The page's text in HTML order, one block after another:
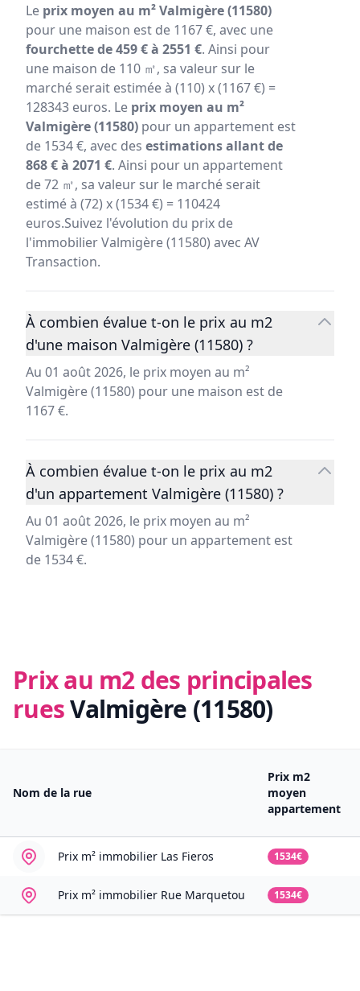
Le prix moyen au m² Valmigère (11580)
pour une maison est de 1167 €, avec une
fourchette de 459 € à 2551 €. Ainsi pour
une maison de 110 ㎡, sa valeur sur le
marché serait estimée à (110) x (1167 €) =
128343 euros. Le prix moyen au m²
Valmigère (11580) pour un appartement est
de 1534 €, avec des estimations allant de
868 € à 2071 €. Ainsi pour un appartement
de 72 ㎡, sa valeur sur le marché serait
estimé à (72) x (1534 €) = 110424
euros.Suivez l'évolution du prix de
l'immobilier Valmigère (11580) avec AV
Transaction.
À combien évalue t-on le prix au m2
d'une maison Valmigère (11580) ?
Au 01 août 2026, le prix moyen au m²
Valmigère (11580) pour une maison est de
1167 €.
À combien évalue t-on le prix au m2
d'un appartement Valmigère (11580) ?
Au 01 août 2026, le prix moyen au m²
Valmigère (11580) pour un appartement est
de 1534 €.
Prix au m2 des principales
ruesValmigère (11580)
Nom de la rue
Prix m2
moyen
appartement
Prix m² immobilier Las Fieros 1534€
Prix m² immobilier Rue Marquetou 1534€